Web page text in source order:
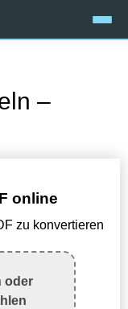
–
online
zu konvertieren
oder